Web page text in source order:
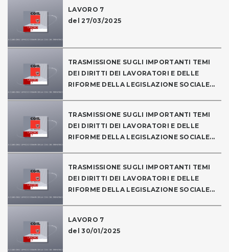
LAVORO 7
del 27/03/2025
TRASMISSIONE SUGLI IMPORTANTI TEMI
DEI DIRITTI DEI LAVORATORI E DELLE
RIFORME DELLA LEGISLAZIONE SOCIALE...
TRASMISSIONE SUGLI IMPORTANTI TEMI
DEI DIRITTI DEI LAVORATORI E DELLE
RIFORME DELLA LEGISLAZIONE SOCIALE...
TRASMISSIONE SUGLI IMPORTANTI TEMI
DEI DIRITTI DEI LAVORATORI E DELLE
RIFORME DELLA LEGISLAZIONE SOCIALE...
LAVORO 7
del 30/01/2025